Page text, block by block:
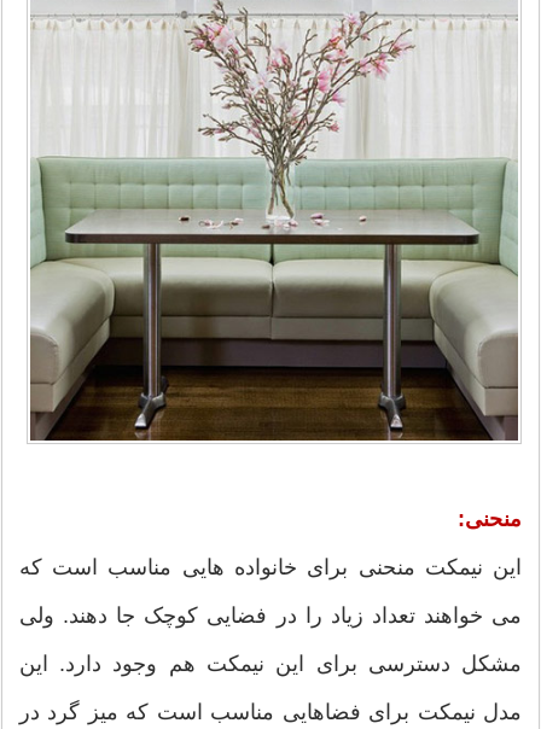
منحنی:
این نیمکت منحنی برای خانواده هایی مناسب است که
می خواهند تعداد زیاد را در فضایی کوچک جا دهند. ولی
مشکل دسترسی برای این نیمکت هم وجود دارد. این
مدل نیمکت برای فضاهایی مناسب است که میز گرد در